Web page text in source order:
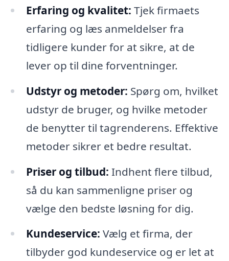
Erfaring og kvalitet: Tjek firmaets
erfaring og læs anmeldelser fra
tidligere kunder for at sikre, at de
lever op til dine forventninger.
Udstyr og metoder: Spørg om, hvilket
udstyr de bruger, og hvilke metoder
de benytter til tagrenderens. Effektive
metoder sikrer et bedre resultat.
Priser og tilbud: Indhent flere tilbud,
så du kan sammenligne priser og
vælge den bedste løsning for dig.
Kundeservice: Vælg et firma, der
tilbyder god kundeservice og er let at